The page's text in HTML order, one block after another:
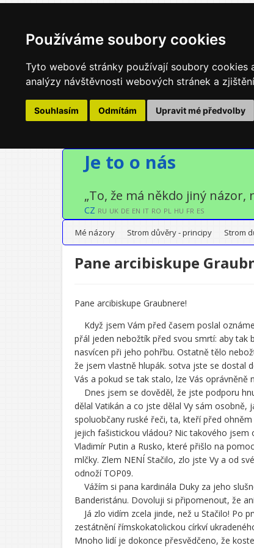
Používáme soubory cookies
Tyto webové stránky používají soubory cookies
analýzy návštěvnosti webových stránek a
Souhlasím Odmítám Upravit mé předvolby
Je to o nás
„To, že má někdo jiný názor,
CZ RU UK DE EN IT RO PL HU FR ES
Mé názory Strom důvěry - principy Strom
Pane arcibiskupe
Pane arcibiskupe Graubnere!
Když jsem Vám před časem poslal
přál jeden nebožtík před svou smrtí: aby tak
nasvícen při jeho pohřbu. Ostatně tělo
že jsem vlastně hlupák. sotva jste se dostal
Vás a pokud se tak stalo, lze Vás
Dnes jsem se dověděl, že jste podporu
dělal Vatikán a co jste dělal Vy sám
spoluobčany ruské řeči, ta, kteří před
jejich fašistickou vládou? Nic takového
Vladimír Putin a Rusko, které přišlo na
mlčky. Zlem NENÍ Stačilo, zlo jste Vy a od
odnoží TOP09.
Vážím si pana kardinála Duky za jeho
Banderistánu. Dovoluji si připomenout, že
Já zlo vidím zcela jinde, než u Stačilo! Po
zestátnění římskokatolickou církví
Mnoho lidí je dokonce přesvědčeno, že